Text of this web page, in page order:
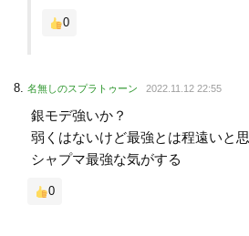
0
名無しのスプラトゥーン 2022.11.12 22:55
銀モデ強いか？
弱くはないけど最強とは程遠いと
シャプマ最強な気がする
0